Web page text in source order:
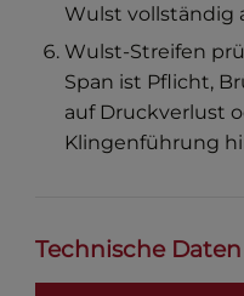
Wulst vollständig
Wulst-Streifen
Span ist Pflicht,
auf Druckverlust
Klingenführung
Technische Daten